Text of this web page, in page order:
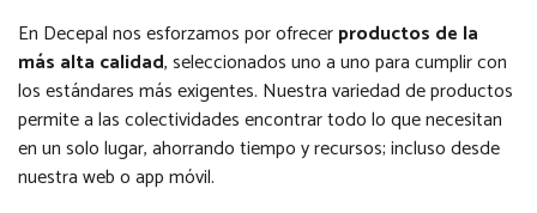
En Decepal nos esforzamos por ofrecerproductos de la
más alta calidad, seleccionados uno a uno para cumplir con
los estándares más exigentes. Nuestra variedad de productos
permite a las colectividades encontrar todo lo que necesitan
en un solo lugar, ahorrando tiempo y recursos; incluso desde
nuestra web o app móvil.